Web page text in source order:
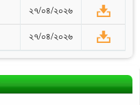
২৭/০৪/২০২৬
২৭/০৪/২০২৬